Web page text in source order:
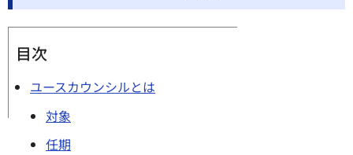
目次
ユースカウンシルとは
対象
任期